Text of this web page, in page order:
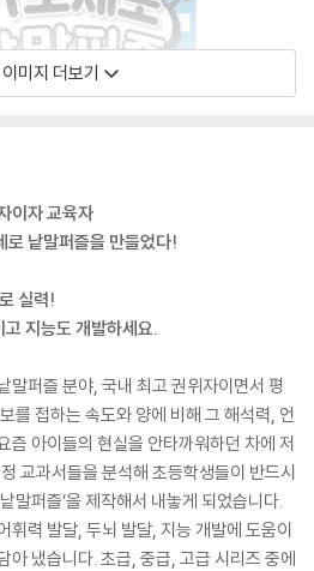
미지 더보기
이자 교육자
로 낱말퍼즐을 만들었다!
실력!
고 지능도 개발하세요.
말퍼즐 분야, 국내 최고 권위자이면서 평
를 접하는 속도와 양에 비해 그 해석력, 언
즘 아이들의 현실을 안타까워하던 차에 저
교과서들을 분석해 초등학생들이 반드시
말퍼즐’을 제작해서 내놓게 되었습니다.
휘력 발달, 두뇌 발달, 지능 개발에 도움이
아 냈습니다. 초급, 중급, 고급 시리즈 중에